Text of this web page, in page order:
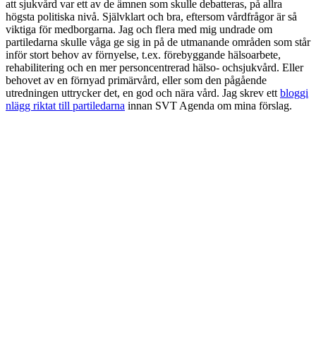
att sjukvård var ett av de ämnen som skulle debatteras, på allra
högsta politiska nivå. Självklart och bra, eftersom vårdfrågor är så
viktiga för medborgarna. Jag och flera med mig undrade om
partiledarna skulle våga ge sig in på de utmanande områden som står
inför stort behov av förnyelse, t.ex. förebyggande hälsoarbete,
rehabilitering och en mer personcentrerad hälso- ochsjukvård. Eller
behovet av en förnyad primärvård, eller som den pågående
utredningen uttrycker det, en god och nära vård. Jag skrev ett bloggi
nlägg riktat till partiledarna innan SVT Agenda om mina förslag.